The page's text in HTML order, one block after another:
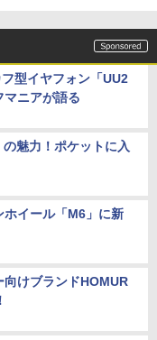
型イヤフォン「UU2
マニアが語る
魅力！ポケットに入
ホイール「M6」に新
向けブランドHOMUR